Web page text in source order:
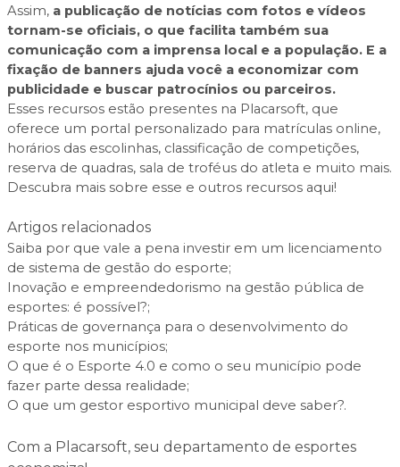
Assim, a publicação de notícias com fotos e vídeos
tornam-se oficiais, o que facilita também sua
comunicação com a imprensa local e a população. E a
fixação de banners ajuda você a economizar com
publicidade e buscar patrocínios ou parceiros.
Esses recursos estão presentes na Placarsoft, que
oferece um portal personalizado para matrículas online,
horários das escolinhas, classificação de competições,
reserva de quadras, sala de troféus do atleta e muito mais.
Descubra mais sobre esse e outros recursos aqui!
Artigos relacionados
Saiba por que vale a pena investir em um licenciamento
de sistema de gestão do esporte;
Inovação e empreendedorismo na gestão pública de
esportes: é possível?;
Práticas de governança para o desenvolvimento do
esporte nos municípios;
O que é o Esporte 4.0 e como o seu município pode
fazer parte dessa realidade;
O que um gestor esportivo municipal deve saber?.
Com a Placarsoft, seu departamento de esportes